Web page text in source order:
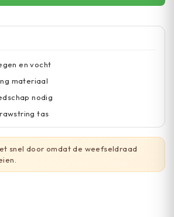
en vocht
materiaal
nodig
tas
snel door omdat de weefseldraad